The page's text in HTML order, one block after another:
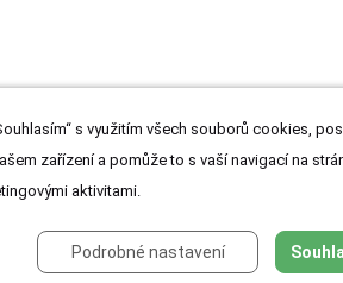
s využitím všech souborů cookies,
zařízení a pomůže to s vaší navigací na
aktivitami.
Podrobné nastavení